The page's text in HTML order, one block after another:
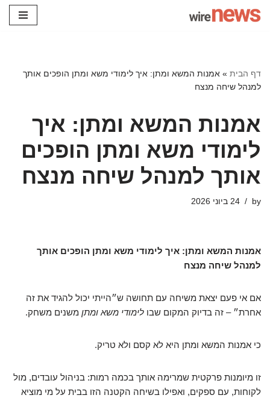
דף הבית » אמנות המשא ומתן: איך לימודי משא ומתן הופכים אותך
למנהל שיחה מנצח
אמנות המשא ומתן: איך
לימודי משא ומתן הופכים
אותך למנהל שיחה מנצח
by 24 ביוני 2026
אמנות המשא ומתן: איך לימודי משא ומתן הופכים אותך
למנהל שיחה מנצח
אם אי פעם יצאת משיחה עם תחושה ש״הייתי יכול להגיד את זה
אחרת״ – זה בדיוק המקום שבו לימודי משא ומתן משנים משחק.
כי אמנות המשא ומתן היא לא קסם ולא טריק.
זו מיומנות פרקטית שמרימה אותך בכמה רמות: בניהול עובדים, מול
לקוחות, עם ספקים, ואפילו בשיחה הקטנה הזו בבית על מי מוציא